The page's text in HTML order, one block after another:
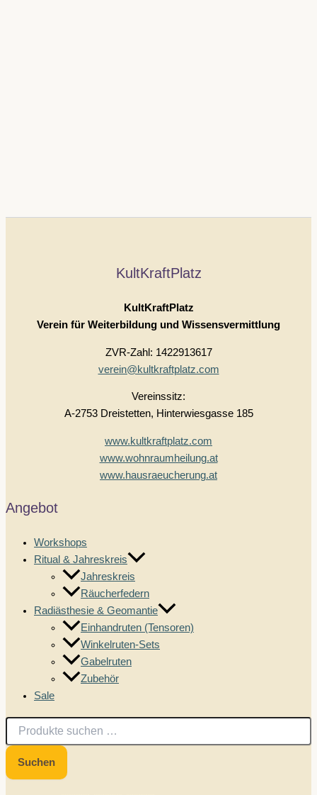
KultKraftPlatz
KultKraftPlatz
Verein für Weiterbildung und Wissensvermittlung
ZVR-Zahl: 1422913617
verein@kultkraftplatz.com
Vereinssitz:
A-2753 Dreistetten, Hinterwiesgasse 185
www.kultkraftplatz.com
www.wohnraumheilung.at
www.hausraeucherung.at
Angebot
Workshops
Ritual & Jahreskreis
Jahreskreis
Räucherfedern
Radiästhesie & Geomantie
Einhandruten (Tensoren)
Winkelruten-Sets
Gabelruten
Zubehör
Sale
Suchen
nach:
Suchen